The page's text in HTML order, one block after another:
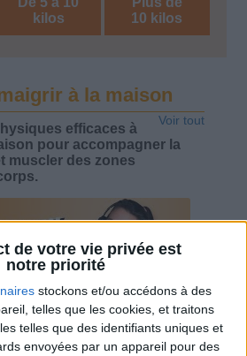
de votre vie privée est
notre priorité
stockons et/ou accédons à des
telles que les cookies, et traitons
telles que des identifiants uniques et
envoyées par un appareil pour des
kilos
10 kilos
à la maison
Voir tout
efficaces à
pour accompagner la
muscler des zones